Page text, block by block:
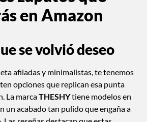
días
en Amazon
se volvió deseo
afiladas y minimalistas, te tenemos